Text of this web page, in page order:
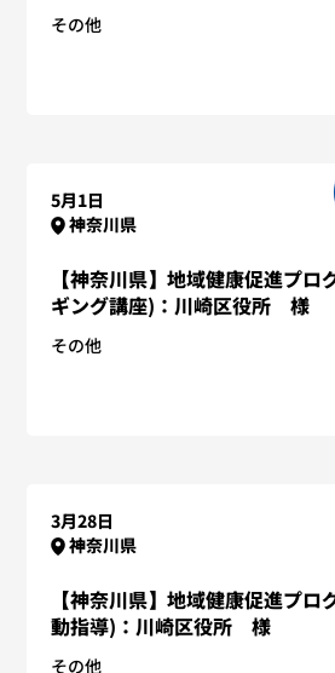
その他
5月1日
神奈川県
【神奈川県】地域健康促進プロ
ギング講座)：川崎区役所 様
その他
3月28日
神奈川県
【神奈川県】地域健康促進プ
動指導)：川崎区役所 様
その他